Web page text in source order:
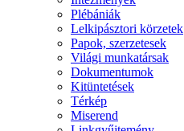
Plébániák
Lelkipásztori körzetek
Papok, szerzetesek
Világi munkatársak
Dokumentumok
Kitüntetések
Térkép
Miserend